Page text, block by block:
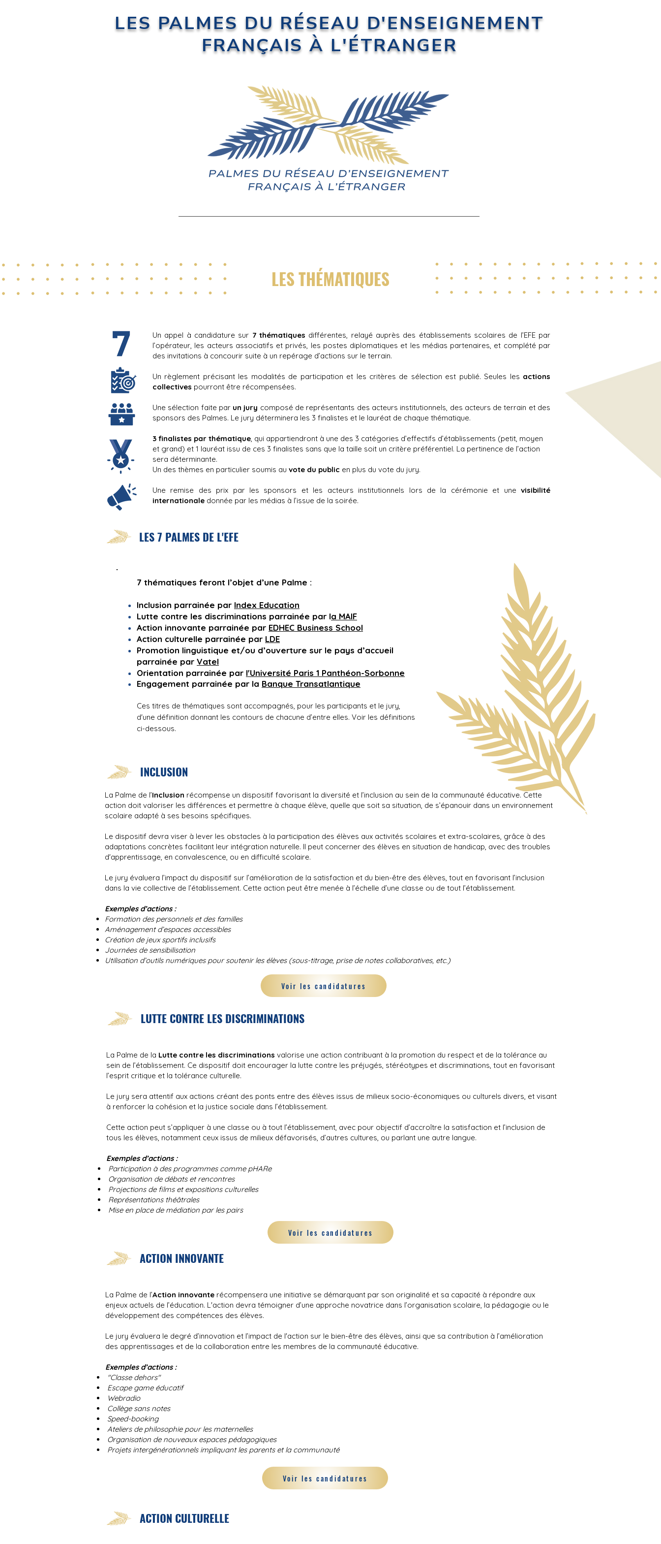
LES PALMES DU RÉSEAU D'ENSEIGNEMENT
FRANÇAIS À L'ÉTRANGER
LES THÉMATIQUES
Un appel à candidature sur 7 thématiques différentes, relayé auprès des établissements scolaires de l’EFE par
l’opérateur, les acteurs associatifs et privés, les postes diplomatiques et les médias partenaires, et complété par
des invitations à concourir suite à un repérage d’actions sur le terrain.
Un règlement précisant les modalités de participation et les critères de sélection est publié. Seules les actions
collectives pourront être récompensées.
Une sélection faite par un jury composé de représentants des acteurs institutionnels, des acteurs de terrain et des
sponsors des Palmes. Le jury déterminera les 3 finalistes et le lauréat de chaque thématique.
3 finalistes par thématique, qui appartiendront à une des 3 catégories d’effectifs d’établissements (petit, moyen
et grand) et 1 lauréat issu de ces 3 finalistes sans que la taille soit un critère préférentiel. La pertinence de l’action
sera déterminante.
Un des thèmes en particulier soumis au vote du public en plus du vote du jury.
Une remise des prix par les sponsors et les acteurs institutionnels lors de la cérémonie et une visibilité
internationale donnée par les médias à l’issue de la soirée.
LES 7 PALMES DE L'EFE
​7 thématiques feront l’objet d’une Palme :
Inclusion parrainée par Index Education
Lutte contre les discriminations parrainée par la MAIF
Action innovante parrainée par EDHEC Business School
Action culturelle parrainée par LDE
Promotion linguistique et/ou d’ouverture sur le pays d’accueil
parrainée par Vatel
Orientation parrainée par l'Université Paris 1 Panthéon-Sorbonne
Engagement parrainée par la Banque Transatlantique
Ces titres de thématiques sont accompagnés, pour les participants et le jury,
d'une définition donnant les contours de chacune d’entre elles. Voir les définitions
ci-dessous.
INCLUSION
La Palme de l’Inclusion récompense un dispositif favorisant la diversité et l’inclusion au sein de la communauté éducative. Cette
action doit valoriser les différences et permettre à chaque élève, quelle que soit sa situation, de s’épanouir dans un environnement
scolaire adapté à ses besoins spécifiques.
Le dispositif devra viser à lever les obstacles à la participation des élèves aux activités scolaires et extra-scolaires, grâce à des
adaptations concrètes facilitant leur intégration naturelle. Il peut concerner des élèves en situation de handicap, avec des troubles
d'apprentissage, en convalescence, ou en difficulté scolaire.
Le jury évaluera l’impact du dispositif sur l’amélioration de la satisfaction et du bien-être des élèves, tout en favorisant l’inclusion
dans la vie collective de l’établissement. Cette action peut être menée à l’échelle d’une classe ou de tout l’établissement.
Exemples d’actions :
Formation des personnels et des familles
Aménagement d’espaces accessibles
Création de jeux sportifs inclusifs
Journées de sensibilisation
Utilisation d’outils numériques pour soutenir les élèves (sous-titrage, prise de notes collaboratives, etc.)
Voir les candidatures
LUTTE CONTRE LES DISCRIMINATIONS
La Palme de la Lutte contre les discriminations valorise une action contribuant à la promotion du respect et de la tolérance au
sein de l’établissement. Ce dispositif doit encourager la lutte contre les préjugés, stéréotypes et discriminations, tout en favorisant
l’esprit critique et la tolérance culturelle.
Le jury sera attentif aux actions créant des ponts entre des élèves issus de milieux socio-économiques ou culturels divers, et visant
à renforcer la cohésion et la justice sociale dans l’établissement.
Cette action peut s’appliquer à une classe ou à tout l’établissement, avec pour objectif d’accroître la satisfaction et l’inclusion de
tous les élèves, notamment ceux issus de milieux défavorisés, d’autres cultures, ou parlant une autre langue.
Exemples d’actions :
Participation à des programmes comme pHARe
Organisation de débats et rencontres
Projections de films et expositions culturelles
Représentations théâtrales
Mise en place de médiation par les pairs
Voir les candidatures
ACTION INNOVANTE
La Palme de l’Action innovante récompensera une initiative se démarquant par son originalité et sa capacité à répondre aux
enjeux actuels de l’éducation. L'action devra témoigner d’une approche novatrice dans l’organisation scolaire, la pédagogie ou le
développement des compétences des élèves.
Le jury évaluera le degré d’innovation et l’impact de l'action sur le bien-être des élèves, ainsi que sa contribution à l’amélioration
des apprentissages et de la collaboration entre les membres de la communauté éducative.
Exemples d’actions :
"Classe dehors"
Escape game éducatif
Webradio
Collège sans notes
Speed-booking
Ateliers de philosophie pour les maternelles
Organisation de nouveaux espaces pédagogiques
Projets intergénérationnels impliquant les parents et la communauté
Voir les candidatures
ACTION CULTURELLE